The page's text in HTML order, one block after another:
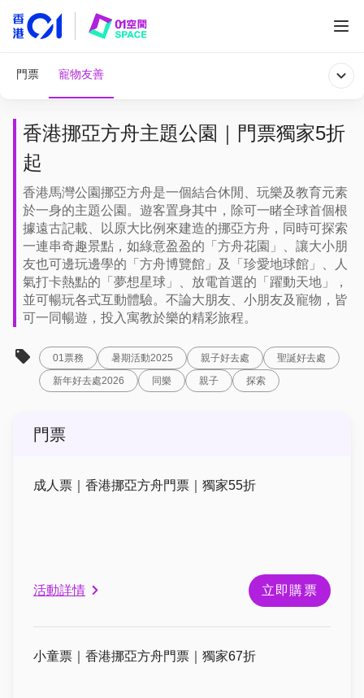
門票 寵物友善
香港挪亞方舟主題公園｜門票獨家5折
起
香港馬灣公園挪亞方舟是一個結合休閒、玩樂及教育元素
於一身的主題公園。遊客置身其中，除可一睹全球首個根
據遠古記載、以原大比例來建造的挪亞方舟，同時可探索
一連串奇趣景點，如綠意盈盈的「方舟花園」、讓大小朋
友也可邊玩邊學的「方舟博覽館」及「珍愛地球館」、人
氣打卡熱點的「夢想星球」、放電首選的「躍動天地」，
並可暢玩各式互動體驗。不論大朋友、小朋友及寵物，皆
可一同暢遊，投入寓教於樂的精彩旅程。
01票務 暑期活動2025 親子好去處
聖誕好去處
新年好去處2026
同樂 親子 探索
門票
成人票｜香港挪亞方舟門票｜獨家55折
活動詳情 立即購票
小童票｜香港挪亞方舟門票｜獨家67折